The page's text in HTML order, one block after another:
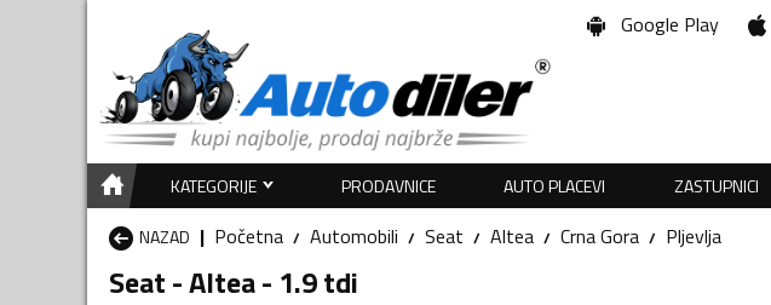
Google Play
KATEGORIJE PRODAVNICE AUTO PLACEVI ZASTUPNICI
NAZAD
Početna Automobili Seat Altea Crna Gora Pljevlja
Seat - Altea - 1.9 tdi